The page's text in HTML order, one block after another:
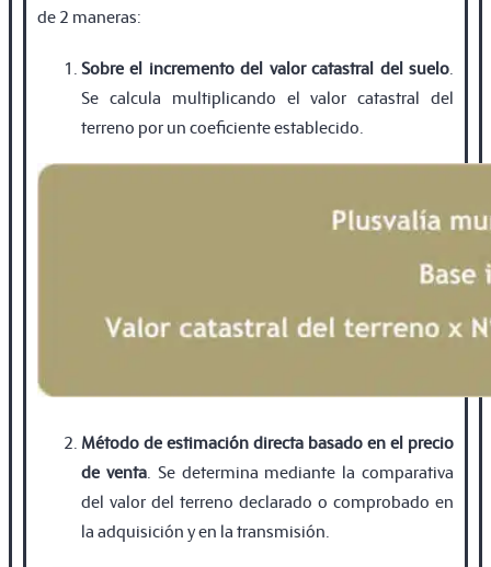
de 2 maneras:
Sobre el incremento del valor catastral del suelo.
Se calcula multiplicando el valor catastral del
terreno por un coeficiente establecido.
Método de estimación directa basado en el precio
de venta. Se determina mediante la comparativa
del valor del terreno declarado o comprobado en
la adquisición y en la transmisión.